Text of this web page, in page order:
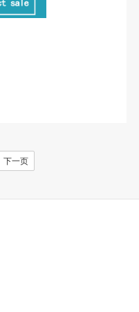
下一页